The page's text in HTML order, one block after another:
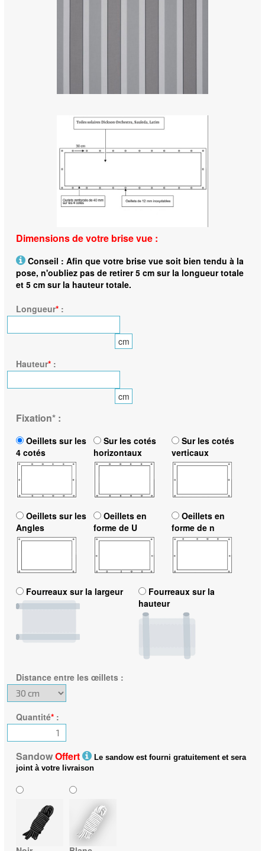
Dimensions de votre brise vue :
Conseil : Afin que votre brise vue soit bien tendu à la
pose, n'oubliez pas de retirer 5 cm sur la longueur totale
et 5 cm sur la hauteur totale.
Longueur*:
cm
Hauteur*:
cm
Fixation*:
Oeillets sur les
4 cotés
Sur les cotés
horizontaux
Sur les cotés
verticaux
Oeillets sur les
Angles
Oeillets en
forme de U
Oeillets en
forme de n
Fourreaux sur la largeur
Fourreaux sur la
hauteur
Distance entre les œillets:
Quantité*:
SandowOffert
Le sandow est fourni gratuitement et sera
joint à votre livraison